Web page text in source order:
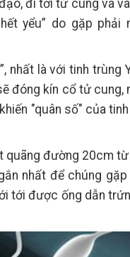
đi tới tử cung và
yểu” do gặp phải
nhất là với tinh trùng
đóng kín cổ tử cung,
"quân số" của
quãng đường 20cm
nhất để chúng
tới được ống dẫn